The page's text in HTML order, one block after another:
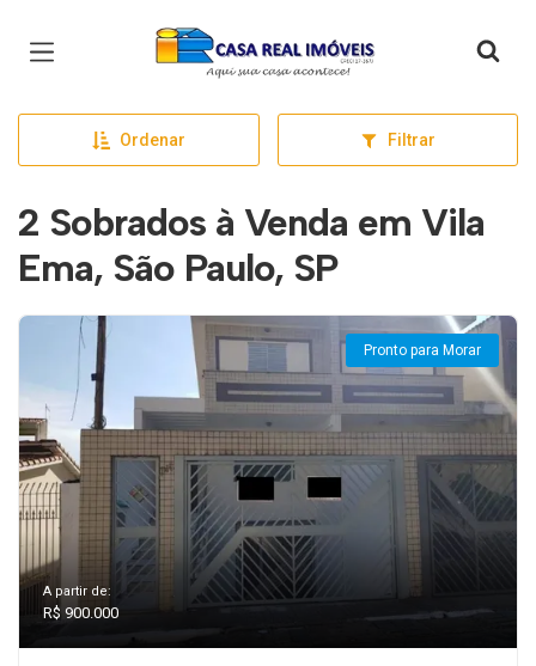
Página inicial
Ordenar Filtrar
2 Sobrados à Venda em Vila
Ema, São Paulo, SP
Pronto para Morar
A partir de:
R$ 900.000